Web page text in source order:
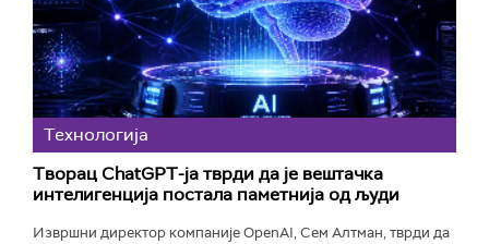
Технологијa
Творац ChatGPT-ја тврди да је вештачка
интелигенција постала паметнија од људи
Извршни директор компаније OpenAI, Сем Алтман, тврди да